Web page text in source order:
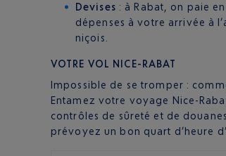
Devises : à Rabat, on paie
dépenses à votre arrivée à
niçois.
VOTRE VOL NICE-RABAT
Impossible de se tromper :
Entamez votre voyage Nice-
contrôles de sûreté et de
prévoyez un bon quart d’heure